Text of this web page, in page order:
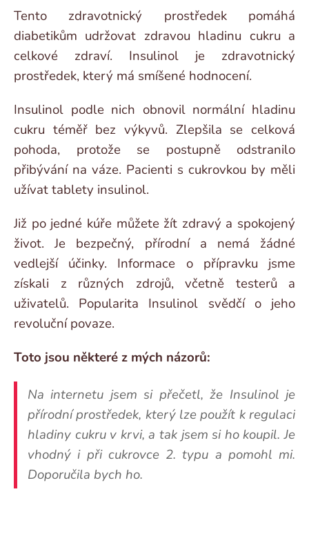
Tento zdravotnický prostředek pomáhá
diabetikům udržovat zdravou hladinu cukru a
celkové zdraví. Insulinol je zdravotnický
prostředek, který má smíšené hodnocení.
Insulinol podle nich obnovil normální hladinu
cukru téměř bez výkyvů. Zlepšila se celková
pohoda, protože se postupně odstranilo
přibývání na váze. Pacienti s cukrovkou by měli
užívat tablety insulinol.
Již po jedné kúře můžete žít zdravý a spokojený
život. Je bezpečný, přírodní a nemá žádné
vedlejší účinky. Informace o přípravku jsme
získali z různých zdrojů, včetně testerů a
uživatelů. Popularita Insulinol svědčí o jeho
revoluční povaze.
Toto jsou některé z mých názorů:
Na internetu jsem si přečetl, že Insulinol je
přírodní prostředek, který lze použít k regulaci
hladiny cukru v krvi, a tak jsem si ho koupil. Je
vhodný i při cukrovce 2. typu a pomohl mi.
Doporučila bych ho.